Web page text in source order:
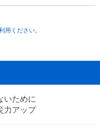
用ください。
いために
力アップ